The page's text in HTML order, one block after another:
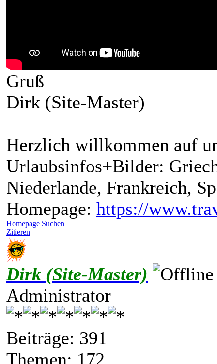
Gruß
Dirk (Site-Master)
Herzlich willkommen auf
Urlaubsinfos+Bilder:
Niederlande, Frankreich,
Homepage: https://
Homepage Suchen
Zitieren
Dirk (Site-Master)
Administrator
Beiträge: 391
Themen: 172